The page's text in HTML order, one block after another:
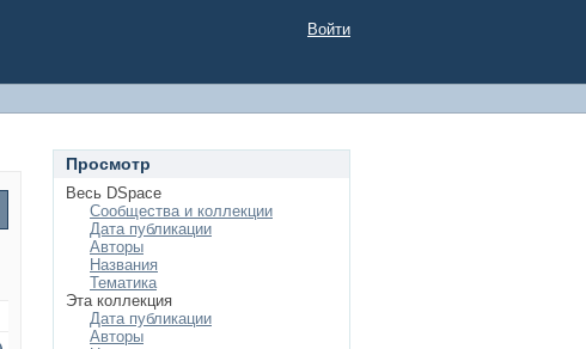
Войти
Просмотр
Весь DSpace
Сообщества и коллекции
Дата публикации
Авторы
Названия
Тематика
Эта коллекция
Дата публикации
Авторы